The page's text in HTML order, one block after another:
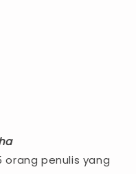
penulis yang